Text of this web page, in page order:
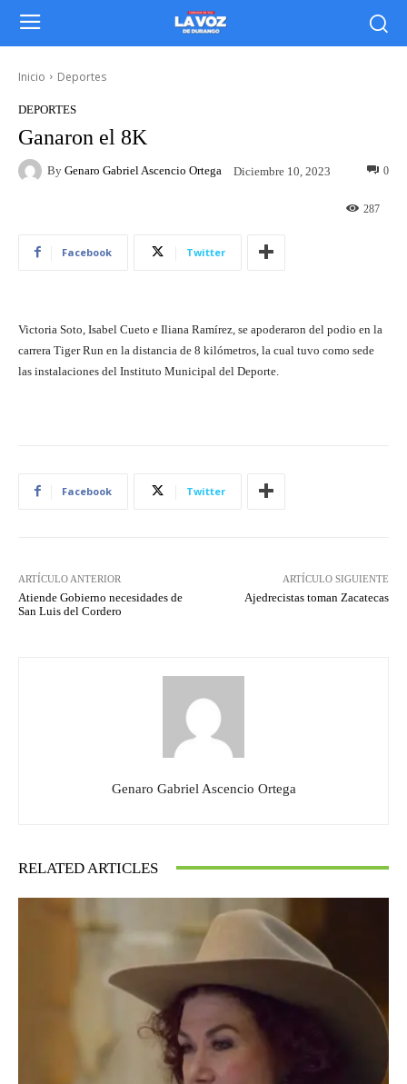
Inicio Deportes
DEPORTES
Ganaron el 8K
By Genaro Gabriel Ascencio Ortega Diciembre 10, 2023 0
287
Facebook Twitter
Victoria Soto, Isabel Cueto e Iliana Ramírez, se apoderaron del podio en la
carrera Tiger Run en la distancia de 8 kilómetros, la cual tuvo como sede
las instalaciones del Instituto Municipal del Deporte.
Facebook Twitter
ARTÍCULO ANTERIOR
Atiende Gobierno necesidades de
San Luis del Cordero
ARTÍCULO SIGUIENTE
Ajedrecistas toman Zacatecas
Genaro Gabriel Ascencio Ortega
RELATED ARTICLES